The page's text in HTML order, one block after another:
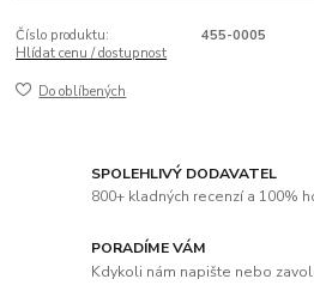
Číslo produktu:
455-0005
Hlídat cenu / dostupnost
Do oblíbených
SPOLEHLIVÝ DODAVATEL
800+ kladných recenzí a 100%
PORADÍME VÁM
Kdykoli nám napište nebo